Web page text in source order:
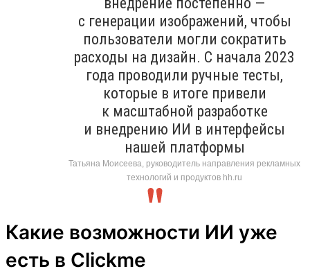
с генерации изображений, чтобы
пользователи могли сократить
расходы на дизайн. С начала 2023
года проводили ручные тесты,
которые в итоге привели
к масштабной разработке
и внедрению ИИ в интерфейсы
нашей платформы
Татьяна Моисеева, руководитель направления рекламных
технологий и продуктов hh.ru
Какие возможности ИИ уже
есть в Clickme